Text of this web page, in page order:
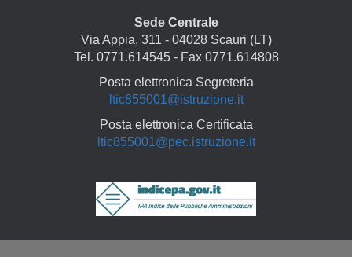
Sede Centrale
Via Appia, 311 - 04028 Scauri (LT)
Tel. 0771.614545 - Fax 0771.614808
Posta elettronica Segreteria
ltic855001@istruzione.it
Posta elettronica Certificata
ltic855001@pec.istruzione.it